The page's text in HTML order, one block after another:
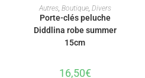
AJOUTER AU PANIER
Autres, Boutique, Divers
Porte-clés peluche
Diddlina robe summer
15cm
16,50€